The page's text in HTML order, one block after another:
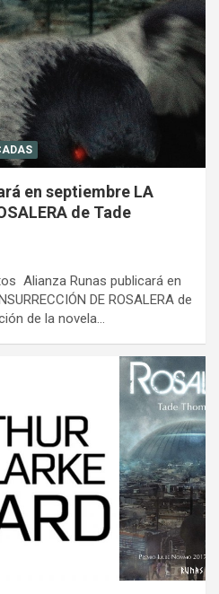
en septiembre LA
de Tade
Alianza Runas publicará en
DE ROSALERA de
de la novela…